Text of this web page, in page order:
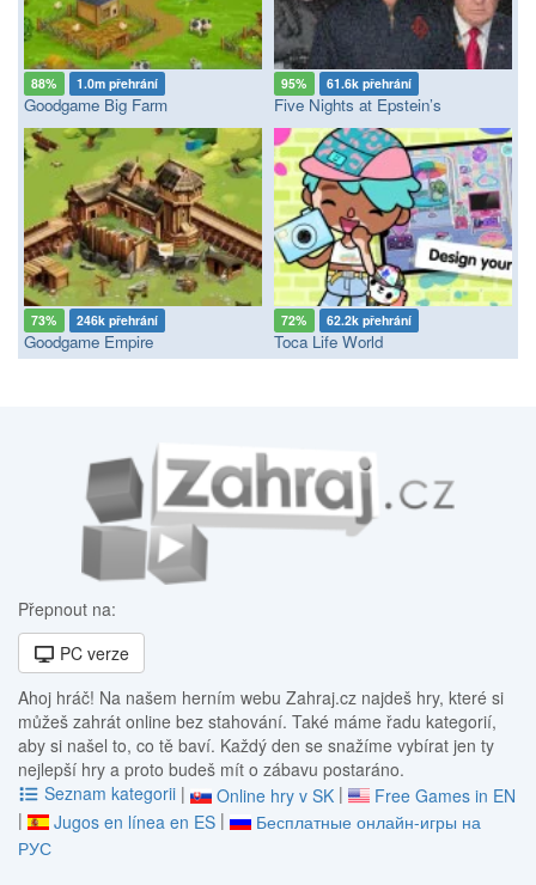
88% 1.0m přehrání
Goodgame Big Farm
95% 61.6k přehrání
Five Nights at Epstein’s
73% 246k přehrání
Goodgame Empire
72% 62.2k přehrání
Toca Life World
Přepnout na:
PC verze
Ahoj hráč! Na našem herním webu Zahraj.cz najdeš hry, které si
můžeš zahrát online bez stahování. Také máme řadu kategorií,
aby si našel to, co tě baví. Každý den se snažíme vybírat jen ty
nejlepší hry a proto budeš mít o zábavu postaráno.
Seznam kategorii | Online hry v SK |
Free Games in EN
|
Jugos en línea en ES |
Бесплатные онлайн-игры на
РУС